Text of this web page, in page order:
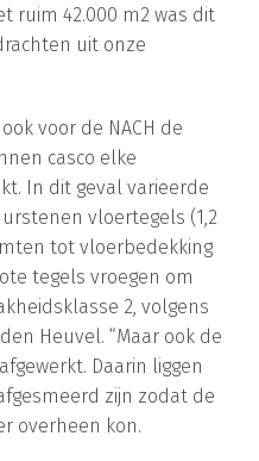
ruim 42.000 m2 was dit
uit onze
voor de NACH de
casco elke
In dit geval varieerde
vloertegels (1,2
tot vloerbedekking
tegels vroegen om
2, volgens
Heuvel. “Maar ook de
Daarin liggen
zijn zodat de
overheen kon.